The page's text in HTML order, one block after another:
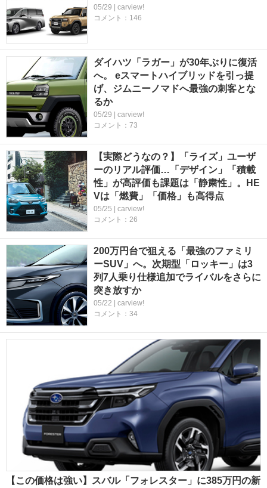
05/29 | carview!
コメント：146
ダイハツ「ラガー」が30年ぶりに復活
へ。 eスマートハイブリッドを引っ提
げ、ジムニーノマドへ最強の刺客とな
るか
05/29 | carview!
コメント：73
【実際どうなの？】「ライズ」ユーザ
ーのリアル評価…「デザイン」「積載
性」が高評価も課題は「静粛性」。HE
Vは「燃費」「価格」も高得点
05/25 | carview!
コメント：26
200万円台で狙える「最強のファミリ
ーSUV」へ。次期型「ロッキー」は3
列7人乗り仕様追加でライバルをさらに
突き放すか
05/22 | carview!
コメント：34
【この価格は強い】スバル「フォレスター」に385万円の新